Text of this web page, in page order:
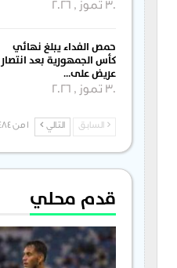
30 تموز , 2026
حمص الفداء يبلغ نهائي
كأس الجمهورية بعد انتصار
عريض على…
30 تموز , 2026
السابق التالي 1 من 484
قدم محلي